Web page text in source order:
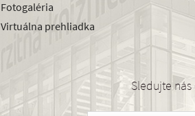
Fotogaléria
Virtuálna prehliadka
Sledujte